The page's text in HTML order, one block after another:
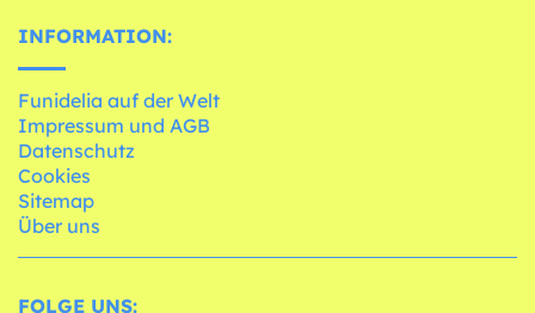
INFORMATION:
Funidelia auf der Welt
Impressum und AGB
Datenschutz
Cookies
Sitemap
Über uns
FOLGE UNS: